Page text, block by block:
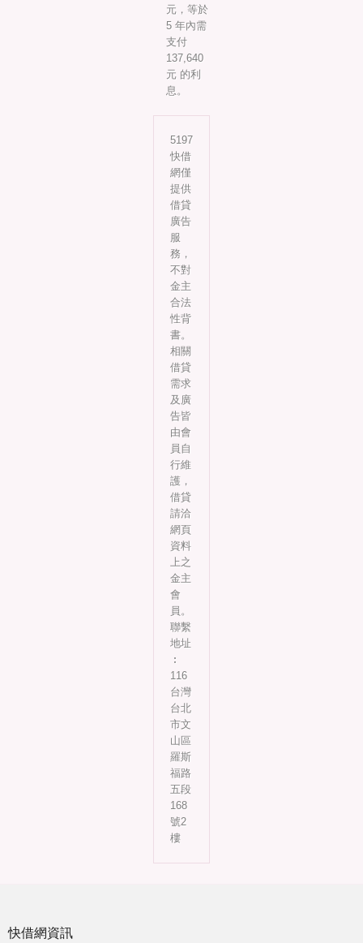
元，等於
5 年內需
支付
137,640
元 的利
息。
5197
快借
網僅
提供
借貸
廣告
服
務，
不對
金主
合法
性背
書。
相關
借貸
需求
及廣
告皆
由會
員自
行維
護，
借貸
請洽
網頁
資料
上之
金主
會
員。
聯繫
地址
︰
116
台灣
台北
市文
山區
羅斯
福路
五段
168
號2
樓
快借網資訊